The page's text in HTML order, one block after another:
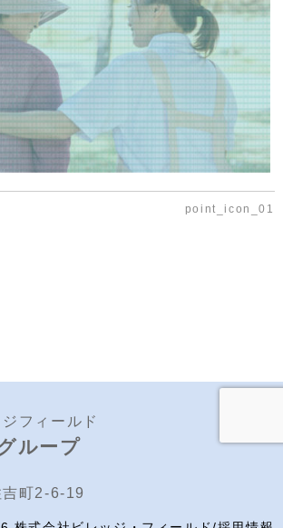
point_icon_01
フィールド
ループ
町2-6-19